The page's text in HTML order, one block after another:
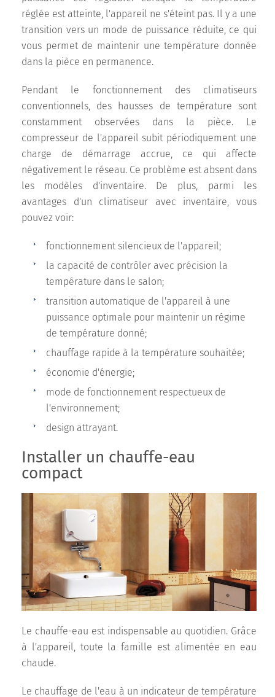
réglée est atteinte, l'appareil ne s'éteint pas. Il y a une
transition vers un mode de puissance réduite, ce qui
vous permet de maintenir une température donnée
dans la pièce en permanence.
Pendant le fonctionnement des climatiseurs
conventionnels, des hausses de température sont
constamment observées dans la pièce. Le
compresseur de l'appareil subit périodiquement une
charge de démarrage accrue, ce qui affecte
négativement le réseau. Ce problème est absent dans
les modèles d'inventaire. De plus, parmi les
avantages d'un climatiseur avec inventaire, vous
pouvez voir:
fonctionnement silencieux de l'appareil;
la capacité de contrôler avec précision la
température dans le salon;
transition automatique de l'appareil à une
puissance optimale pour maintenir un régime
de température donné;
chauffage rapide à la température souhaitée;
économie d'énergie;
mode de fonctionnement respectueux de
l'environnement;
design attrayant.
Installer un chauffe-eau
compact
Le chauffe-eau est indispensable au quotidien. Grâce
à l'appareil, toute la famille est alimentée en eau
chaude.
Le chauffage de l'eau à un indicateur de température